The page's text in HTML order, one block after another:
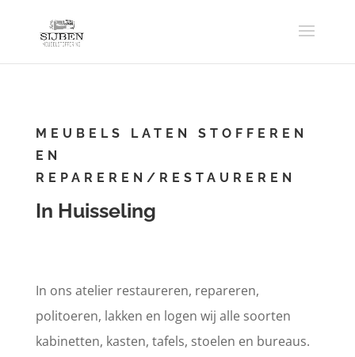
MEUBELS LATEN STOFFEREN
EN
REPAREREN/RESTAUREREN
In Huisseling
In ons atelier restaureren, repareren,
politoeren, lakken en logen wij alle soorten
kabinetten, kasten, tafels, stoelen en bureaus.